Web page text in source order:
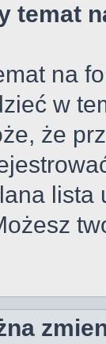
temat
na
w
że